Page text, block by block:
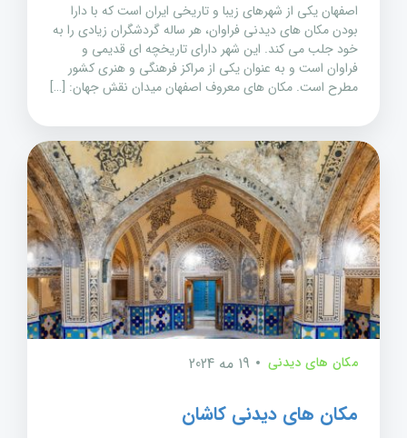
اصفهان یکی از شهرهای زیبا و تاریخی ایران است که با دارا
بودن مکان های دیدنی فراوان، هر ساله گردشگران زیادی را به
خود جلب می کند. این شهر دارای تاریخچه ای قدیمی و
فراوان است و به عنوان یکی از مراکز فرهنگی و هنری کشور
مطرح است. مکان های معروف اصفهان میدان نقش جهان: […]
مکان های دیدنی 19 مه 2024
مکان های دیدنی کاشان